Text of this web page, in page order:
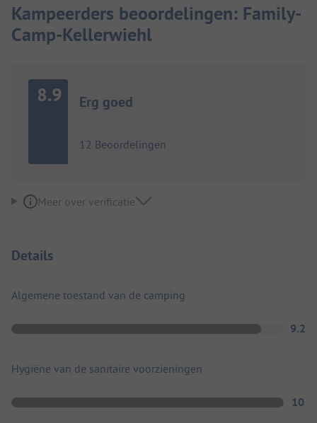
Kampeerders beoordelingen: Family-
Camp-Kellerwiehl
8.9 Erg goed
12 Beoordelingen
Meer over verificatie
Details
Algemene toestand van de camping
9.2
Hygiëne van de sanitaire voorzieningen
10